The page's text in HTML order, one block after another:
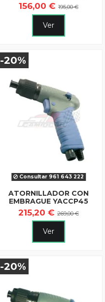
156,00 € 195,00 €
Ver
-20%
Consultar 961 643 222
ATORNILLADOR CON
EMBRAGUE YACCP45
215,20 € 269,00 €
Ver
-20%